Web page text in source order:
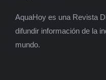
AquaHoy es una Revista
difundir información de la
mundo.